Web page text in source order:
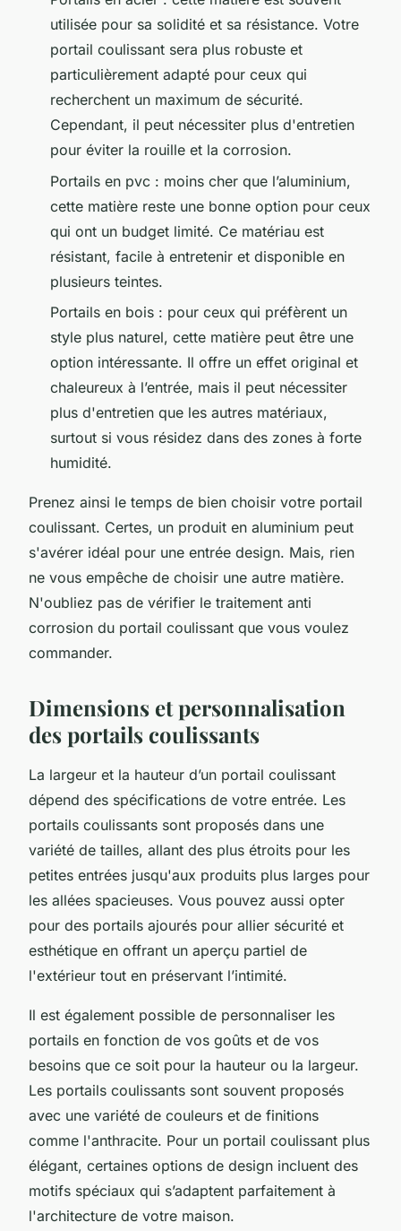
utilisée pour sa solidité et sa résistance. Votre
portail coulissant sera plus robuste et
particulièrement adapté pour ceux qui
recherchent un maximum de sécurité.
Cependant, il peut nécessiter plus d'entretien
pour éviter la rouille et la corrosion.
Portails en pvc : moins cher que l’aluminium,
cette matière reste une bonne option pour ceux
qui ont un budget limité. Ce matériau est
résistant, facile à entretenir et disponible en
plusieurs teintes.
Portails en bois : pour ceux qui préfèrent un
style plus naturel, cette matière peut être une
option intéressante. Il offre un effet original et
chaleureux à l’entrée, mais il peut nécessiter
plus d'entretien que les autres matériaux,
surtout si vous résidez dans des zones à forte
humidité.
Prenez ainsi le temps de bien choisir votre portail
coulissant. Certes, un produit en aluminium peut
s'avérer idéal pour une entrée design. Mais, rien
ne vous empêche de choisir une autre matière.
N'oubliez pas de vérifier le traitement anti
corrosion du portail coulissant que vous voulez
commander.
Dimensions et personnalisation
des portails coulissants
La largeur et la hauteur d’un portail coulissant
dépend des spécifications de votre entrée. Les
portails coulissants sont proposés dans une
variété de tailles, allant des plus étroits pour les
petites entrées jusqu'aux produits plus larges pour
les allées spacieuses. Vous pouvez aussi opter
pour des portails ajourés pour allier sécurité et
esthétique en offrant un aperçu partiel de
l'extérieur tout en préservant l’intimité.
Il est également possible de personnaliser les
portails en fonction de vos goûts et de vos
besoins que ce soit pour la hauteur ou la largeur.
Les portails coulissants sont souvent proposés
avec une variété de couleurs et de finitions
comme l'anthracite. Pour un portail coulissant plus
élégant, certaines options de design incluent des
motifs spéciaux qui s’adaptent parfaitement à
l'architecture de votre maison.